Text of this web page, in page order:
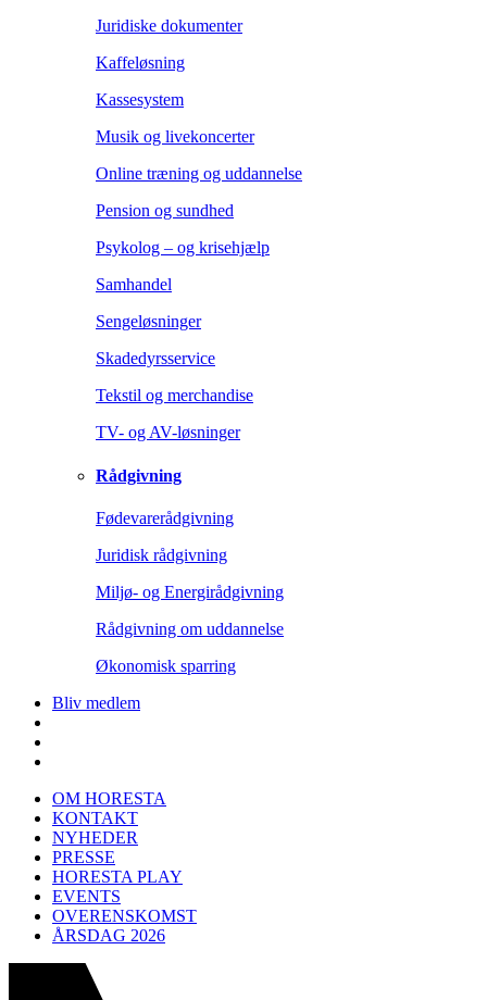
Juridiske dokumenter
Kaffeløsning
Kassesystem
Musik og livekoncerter
Online træning og uddannelse
Pension og sundhed
Psykolog – og krisehjælp
Samhandel
Sengeløsninger
Skadedyrsservice
Tekstil og merchandise
TV- og AV-løsninger
Rådgivning
Fødevarerådgivning
Juridisk rådgivning
Miljø- og Energirådgivning
Rådgivning om uddannelse
Økonomisk sparring
Bliv medlem
OM HORESTA
KONTAKT
NYHEDER
PRESSE
HORESTA PLAY
EVENTS
OVERENSKOMST
ÅRSDAG 2026